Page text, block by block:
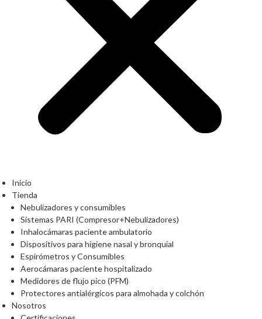
Inicio
Tienda
Nebulizadores y consumibles
Sistemas PARI (Compresor+Nebulizadores)
Inhalocámaras paciente ambulatorio
Dispositivos para higiene nasal y bronquial
Espirómetros y Consumibles
Aerocámaras paciente hospitalizado
Medidores de flujo pico (PFM)
Protectores antialérgicos para almohada y colchón
Nosotros